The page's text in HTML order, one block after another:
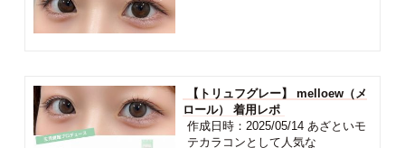
【トリュフグレー】 melloew（メ
ロール） 着用レポ
作成日時：2025/05/14 あざといモ
テカラコンとして人気な